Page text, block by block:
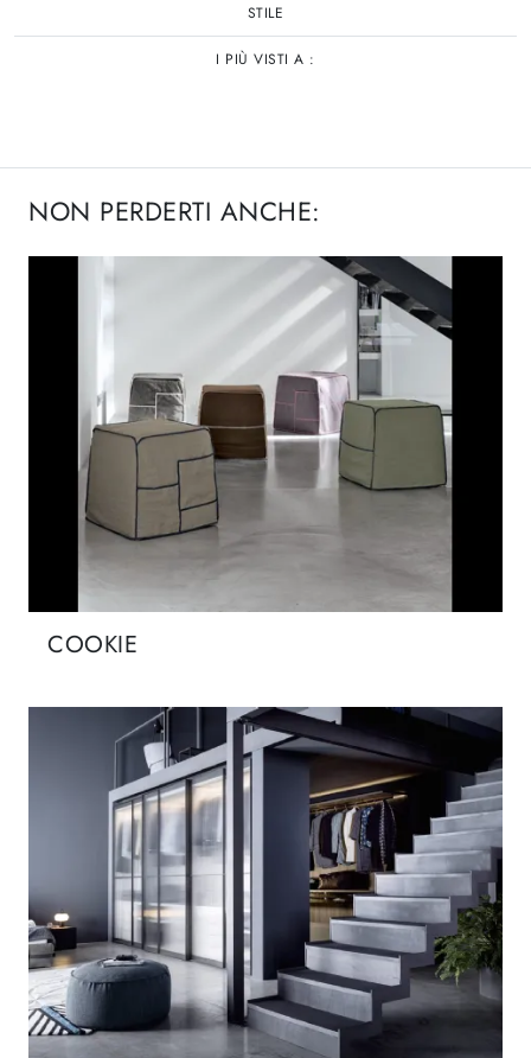
STILE
I PIÙ VISTI A :
NON PERDERTI ANCHE:
COOKIE